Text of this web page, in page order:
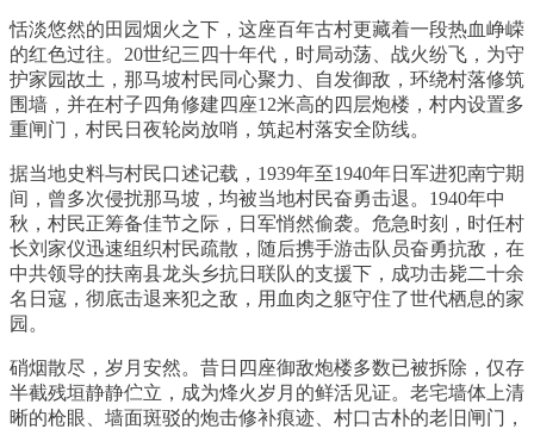
恬淡悠然的田园烟火之下，这座百年古村更藏着一段热血峥嵘
的红色过往。20世纪三四十年代，时局动荡、战火纷飞，为守
护家园故土，那马坡村民同心聚力、自发御敌，环绕村落修筑
围墙，并在村子四角修建四座12米高的四层炮楼，村内设置多
重闸门，村民日夜轮岗放哨，筑起村落安全防线。
据当地史料与村民口述记载，1939年至1940年日军进犯南宁期
间，曾多次侵扰那马坡，均被当地村民奋勇击退。1940年中
秋，村民正筹备佳节之际，日军悄然偷袭。危急时刻，时任村
长刘家仪迅速组织村民疏散，随后携手游击队员奋勇抗敌，在
中共领导的扶南县龙头乡抗日联队的支援下，成功击毙二十余
名日寇，彻底击退来犯之敌，用血肉之躯守住了世代栖息的家
园。
硝烟散尽，岁月安然。昔日四座御敌炮楼多数已被拆除，仅存
半截残垣静静伫立，成为烽火岁月的鲜活见证。老宅墙体上清
晰的枪眼、墙面斑驳的炮击修补痕迹、村口古朴的老旧闸门，